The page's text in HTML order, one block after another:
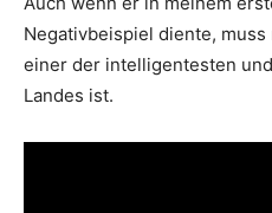
Negativbeispiel diente, muss
einer der intelligentesten
Landes ist.